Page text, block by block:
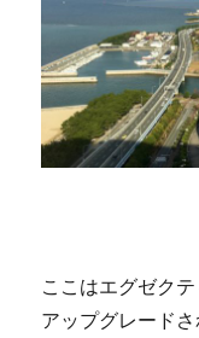
ここはエグゼク
アップグレード